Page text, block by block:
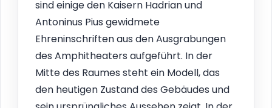
sind einige den Kaisern Hadrian und
Antoninus Pius gewidmete
Ehreninschriften aus den Ausgrabungen
des Amphitheaters aufgeführt. In der
Mitte des Raumes steht ein Modell, das
den heutigen Zustand des Gebäudes und